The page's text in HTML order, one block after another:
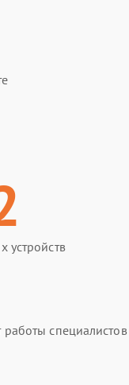
устройств
специалистов